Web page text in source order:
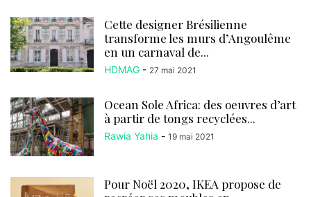
Cette designer Brésilienne
transforme les murs d’Angoulême
en un carnaval de...
HDMAG - 27 mai 2021
Ocean Sole Africa: des oeuvres d’art
à partir de tongs recyclées...
Rawia Yahia - 19 mai 2021
Pour Noël 2020, IKEA propose de